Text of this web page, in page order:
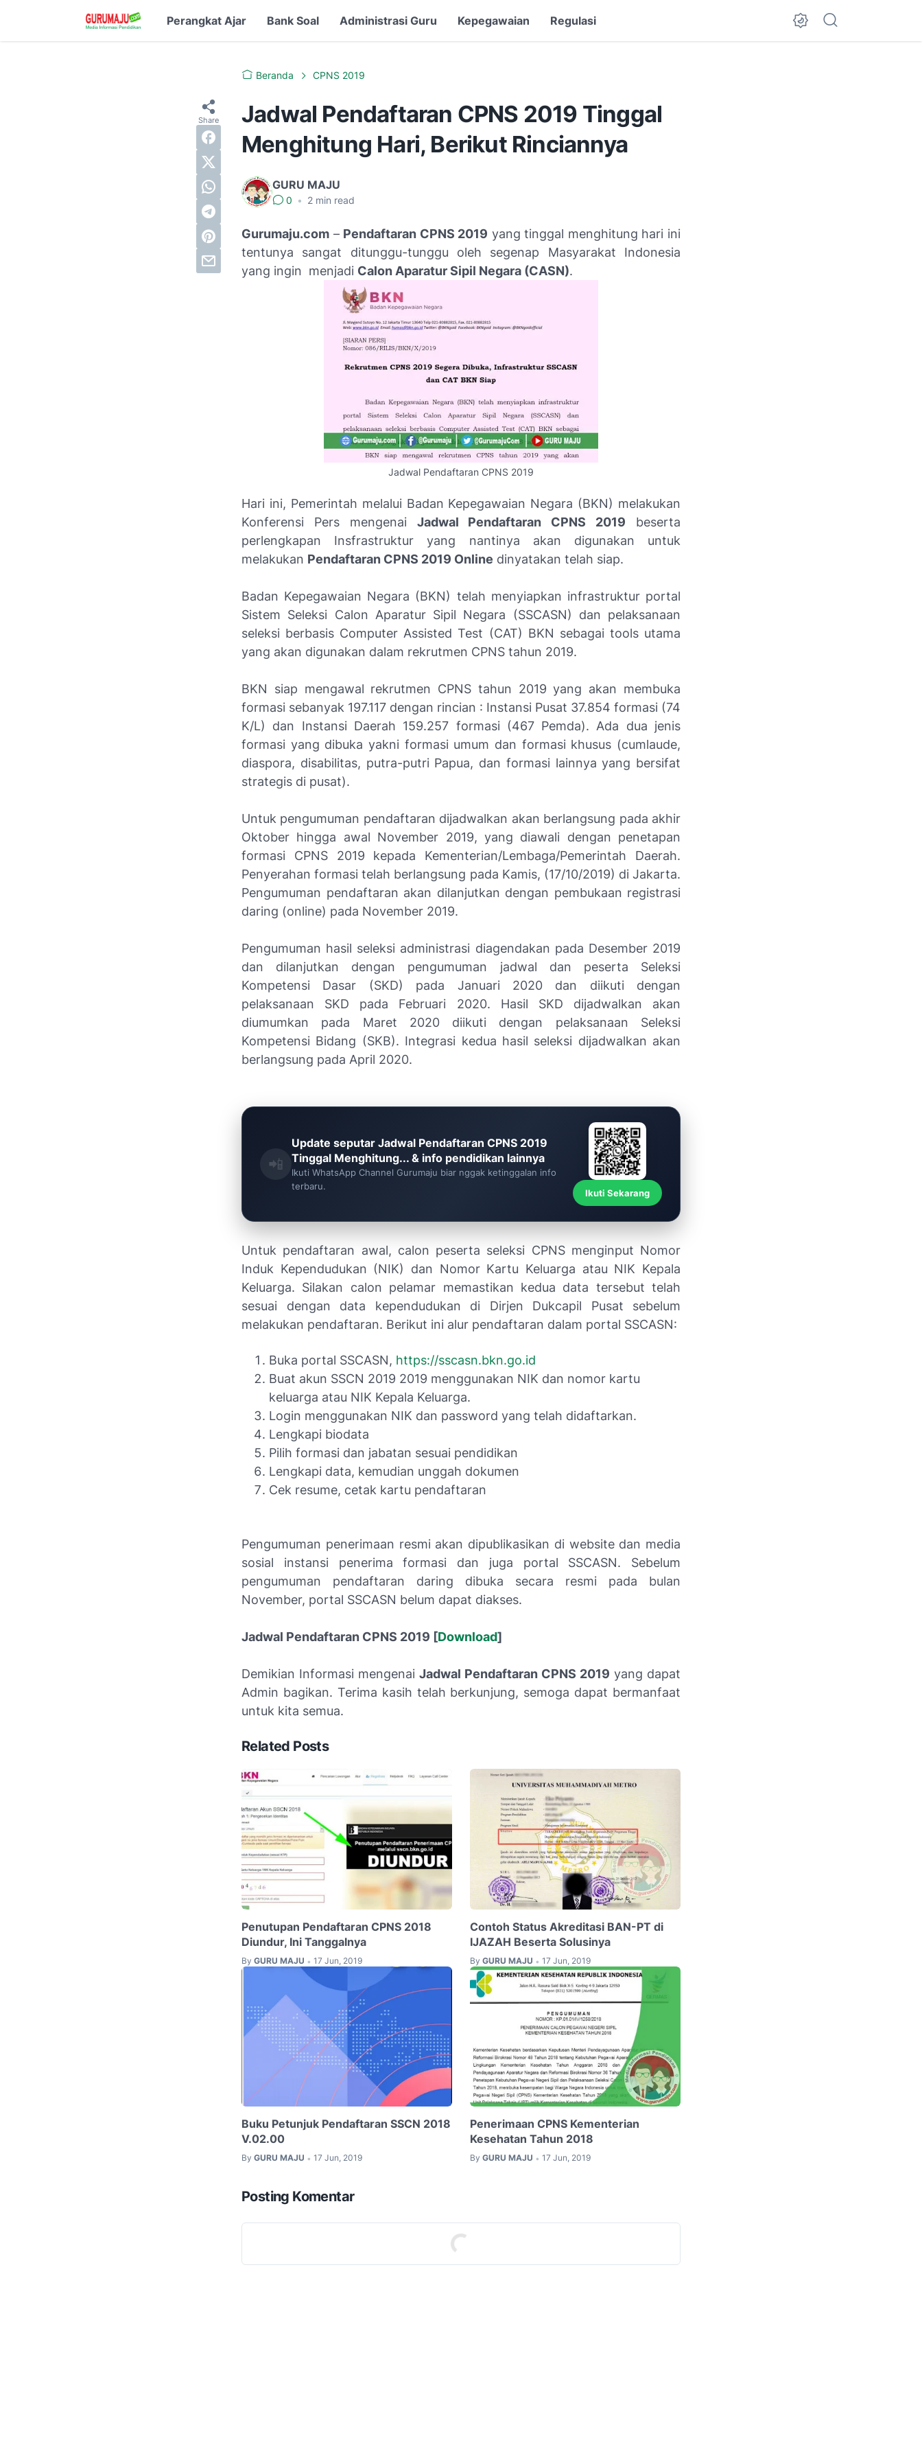
Perangkat Ajar Bank Soal Administrasi Guru Kepegawaian Regulasi
Beranda CPNS 2019
Jadwal Pendaftaran CPNS 2019 Tinggal
Menghitung Hari, Berikut Rinciannya
GURU MAJU
0 • 2 min read
Gurumaju.com – Pendaftaran CPNS 2019 yang tinggal menghitung hari ini
tentunya sangat ditunggu-tunggu oleh segenap Masyarakat Indonesia
yang ingin menjadi Calon Aparatur Sipil Negara (CASN).
Jadwal Pendaftaran CPNS 2019
Hari ini, Pemerintah melalui Badan Kepegawaian Negara (BKN) melakukan
Konferensi Pers mengenai Jadwal Pendaftaran CPNS 2019 beserta
perlengkapan Insfrastruktur yang nantinya akan digunakan untuk
melakukan Pendaftaran CPNS 2019 Online dinyatakan telah siap.
Badan Kepegawaian Negara (BKN) telah menyiapkan infrastruktur portal
Sistem Seleksi Calon Aparatur Sipil Negara (SSCASN) dan pelaksanaan
seleksi berbasis Computer Assisted Test (CAT) BKN sebagai tools utama
yang akan digunakan dalam rekrutmen CPNS tahun 2019.
BKN siap mengawal rekrutmen CPNS tahun 2019 yang akan membuka
formasi sebanyak 197.117 dengan rincian : Instansi Pusat 37.854 formasi (74
K/L) dan Instansi Daerah 159.257 formasi (467 Pemda). Ada dua jenis
formasi yang dibuka yakni formasi umum dan formasi khusus (cumlaude,
diaspora, disabilitas, putra-putri Papua, dan formasi lainnya yang bersifat
strategis di pusat).
Untuk pengumuman pendaftaran dijadwalkan akan berlangsung pada akhir
Oktober hingga awal November 2019, yang diawali dengan penetapan
formasi CPNS 2019 kepada Kementerian/Lembaga/Pemerintah Daerah.
Penyerahan formasi telah berlangsung pada Kamis, (17/10/2019) di Jakarta.
Pengumuman pendaftaran akan dilanjutkan dengan pembukaan registrasi
daring (online) pada November 2019.
Pengumuman hasil seleksi administrasi diagendakan pada Desember 2019
dan dilanjutkan dengan pengumuman jadwal dan peserta Seleksi
Kompetensi Dasar (SKD) pada Januari 2020 dan diikuti dengan
pelaksanaan SKD pada Februari 2020. Hasil SKD dijadwalkan akan
diumumkan pada Maret 2020 diikuti dengan pelaksanaan Seleksi
Kompetensi Bidang (SKB). Integrasi kedua hasil seleksi dijadwalkan akan
berlangsung pada April 2020.
📲
Update seputar Jadwal Pendaftaran CPNS 2019
Tinggal Menghitung... & info pendidikan lainnya
Ikuti WhatsApp Channel Gurumaju biar nggak ketinggalan info
terbaru.
Ikuti Sekarang
Untuk pendaftaran awal, calon peserta seleksi CPNS menginput Nomor
Induk Kependudukan (NIK) dan Nomor Kartu Keluarga atau NIK Kepala
Keluarga. Silakan calon pelamar memastikan kedua data tersebut telah
sesuai dengan data kependudukan di Dirjen Dukcapil Pusat sebelum
melakukan pendaftaran. Berikut ini alur pendaftaran dalam portal SSCASN:
Buka portal SSCASN, https://sscasn.bkn.go.id
Buat akun SSCN 2019 2019 menggunakan NIK dan nomor kartu
keluarga atau NIK Kepala Keluarga.
Login menggunakan NIK dan password yang telah didaftarkan.
Lengkapi biodata
Pilih formasi dan jabatan sesuai pendidikan
Lengkapi data, kemudian unggah dokumen
Cek resume, cetak kartu pendaftaran
Pengumuman penerimaan resmi akan dipublikasikan di website dan media
sosial instansi penerima formasi dan juga portal SSCASN. Sebelum
pengumuman pendaftaran daring dibuka secara resmi pada bulan
November, portal SSCASN belum dapat diakses.
Jadwal Pendaftaran CPNS 2019 [Download]
Demikian Informasi mengenai Jadwal Pendaftaran CPNS 2019 yang dapat
Admin bagikan. Terima kasih telah berkunjung, semoga dapat bermanfaat
untuk kita semua.
Related Posts
Penutupan Pendaftaran CPNS 2018
Diundur, Ini Tanggalnya
By GURU MAJU • 17 Jun, 2019
Contoh Status Akreditasi BAN-PT di
IJAZAH Beserta Solusinya
By GURU MAJU • 17 Jun, 2019
Buku Petunjuk Pendaftaran SSCN 2018
V.02.00
By GURU MAJU • 17 Jun, 2019
Penerimaan CPNS Kementerian
Kesehatan Tahun 2018
By GURU MAJU • 17 Jun, 2019
Posting Komentar